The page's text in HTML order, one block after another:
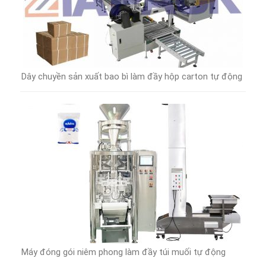
Dây chuyền sản xuất bao bì làm đầy hộp carton tự động
Máy đóng gói niêm phong làm đầy túi muối tự động